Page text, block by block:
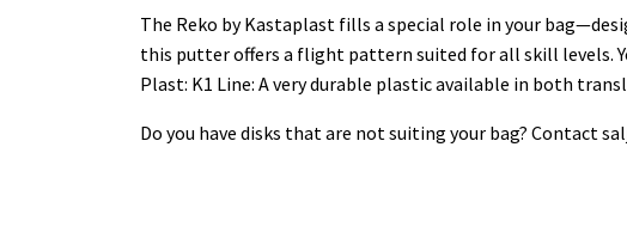
The Reko by Kastaplast fills a special role in your
this putter offers a flight pattern suited for all skill levels.
Plast: K1 Line: A very durable plastic available in both
Do you have disks that are not suiting your bag? Contact